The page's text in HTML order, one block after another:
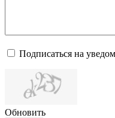
Подписаться на
Обновить